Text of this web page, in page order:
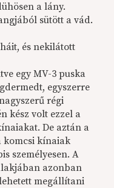
a lány.
sütött a vád.
és nekilátott
egy MV-3 puska
egyszerre
régi
kész volt ezzel a
De aztán a
komcsi kínaiak
személyesen. A
azonban
megállítani